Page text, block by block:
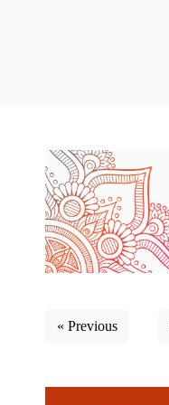
« Previous